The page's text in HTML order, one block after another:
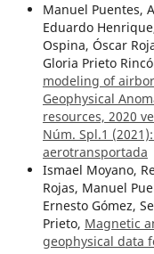
Manuel Puentes,
Eduardo
Ospina, Óscar
Gloria Prieto
modeling of
Geophysical
resources, 2020
Núm. Spl.1
aerotransportada
Ismael Moyano,
Rojas, Manuel
Ernesto Gómez,
Prieto, Magnetic
geophysical data